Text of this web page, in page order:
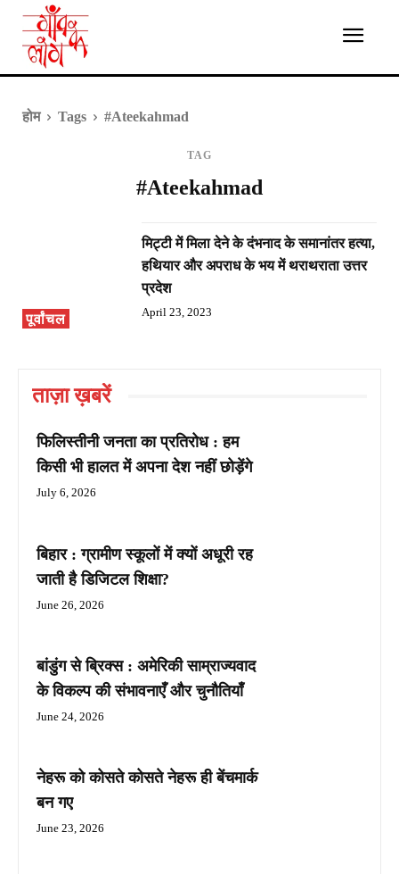
होम Tags #Ateekahmad
TAG
#Ateekahmad
पूर्वांचल
मिट्टी में मिला देने के दंभनाद के समानांतर हत्या,
हथियार और अपराध के भय में थराथराता उत्तर
प्रदेश
April 23, 2023
ताज़ा ख़बरें
फिलिस्तीनी जनता का प्रतिरोध : हम
किसी भी हालत में अपना देश नहीं छोड़ेंगे
July 6, 2026
बिहार : ग्रामीण स्कूलों में क्यों अधूरी रह
जाती है डिजिटल शिक्षा?
June 26, 2026
बांडुंग से ब्रिक्स : अमेरिकी साम्राज्यवाद
के विकल्प की संभावनाएँ और चुनौतियाँ
June 24, 2026
नेहरू को कोसते कोसते नेहरू ही बेंचमार्क
बन गए
June 23, 2026